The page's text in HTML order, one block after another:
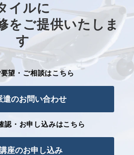
イルに
をご提供いたしま
す
望・ご相談はこちら
遣のお問い合わせ
認・お申し込みはこちら
座のお申し込み